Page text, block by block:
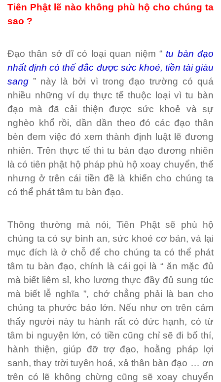
Tiên Phật lẽ nào không phù hộ cho chúng ta
sao ?
Đạo thân sở dĩ có loại quan niệm “tu bàn đạo
nhất định có thể đắc được sức khoẻ, tiền tài giàu
sang ” này là bởi vì trong đạo trường có quá
nhiều những ví dụ thực tế thuộc loại vì tu bàn
đạo mà đã cải thiện được sức khoẻ và sự
nghèo khổ rồi, dần dần theo đó các đạo thân
bèn đem việc đó xem thành định luật lẽ đương
nhiên. Trên thực tế thì tu bàn đạo đương nhiên
là có tiên phật hộ pháp phù hộ xoay chuyển, thế
nhưng ở trên cái tiền đề là khiến cho chúng ta
có thể phát tâm tu bàn đạo.
Thông thường mà nói, Tiên Phật sẽ phù hộ
chúng ta có sự bình an, sức khoẻ cơ bản, vả lại
mục đích là ở chỗ để cho chúng ta có thể phát
tâm tu bàn đạo, chính là cái gọi là “ ăn mặc đủ
mà biết liêm sỉ, kho lương thực đầy đủ sung túc
mà biết lễ nghĩa ”, chớ chẳng phải là ban cho
chúng ta phước báo lớn. Nếu như ơn trên cảm
thấy người này tu hành rất có đức hạnh, có từ
tâm bi nguyện lớn, có tiền cũng chỉ sẽ đi bố thí,
hành thiện, giúp đỡ trợ đạo, hoằng pháp lợi
sanh, thay trời tuyên hoá, xả thân bàn đạo … ơn
trên có lẽ không chừng cũng sẽ xoay chuyển